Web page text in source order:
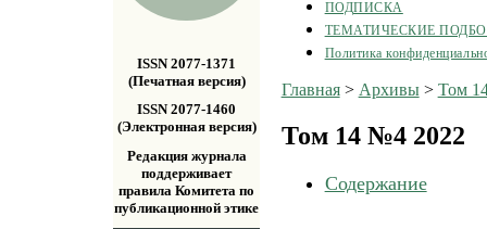
ISSN 2077-1371
(Печатная версия)
ISSN 2077-1460
(Электронная версия)
Редакция журнала
поддерживает
правила Комитета по
публикационной этике
ПОДПИСКА
ТЕМАТИЧЕСКИЕ
Политика
Главная> Архивы> Том
Том 14 №4 2022
Содержание